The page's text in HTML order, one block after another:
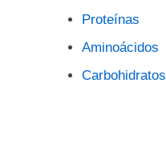
Proteínas
Aminoácidos
Carbohidratos